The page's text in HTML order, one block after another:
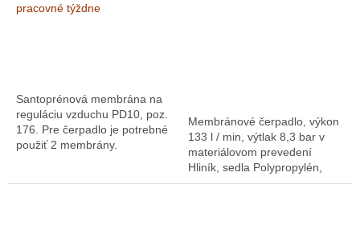
pracovné týždne
Santoprénová membrána na
reguláciu vzduchu PD10, poz.
176. Pre čerpadlo je potrebné
použiť 2 membrány.
Membránové čerpadlo, výkon
133 l / min, výtlak 8,3 bar v
materiálovom prevedení
Hliník, sedla Polypropylén,
membrány Teflon.